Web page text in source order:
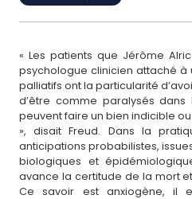
« Les patients que Jérôme
psychologue clinicien attaché
palliatifs ont la particularité
d’être comme paralysés
peuvent faire un bien indicible
», disait Freud. Dans la
anticipations probabilistes,
biologiques et
avance la certitude de la mort
Ce savoir est anxiogène, il